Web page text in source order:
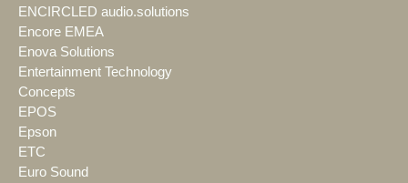
ENCIRCLED audio.solutions
Encore EMEA
Enova Solutions
Entertainment Technology
Concepts
EPOS
Epson
ETC
Euro Sound